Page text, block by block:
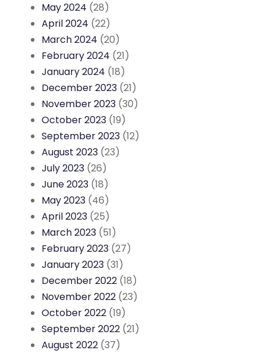
May 2024 (28)
April 2024 (22)
March 2024 (20)
February 2024 (21)
January 2024 (18)
December 2023 (21)
November 2023 (30)
October 2023 (19)
September 2023 (12)
August 2023 (23)
July 2023 (26)
June 2023 (18)
May 2023 (46)
April 2023 (25)
March 2023 (51)
February 2023 (27)
January 2023 (31)
December 2022 (18)
November 2022 (23)
October 2022 (19)
September 2022 (21)
August 2022 (37)